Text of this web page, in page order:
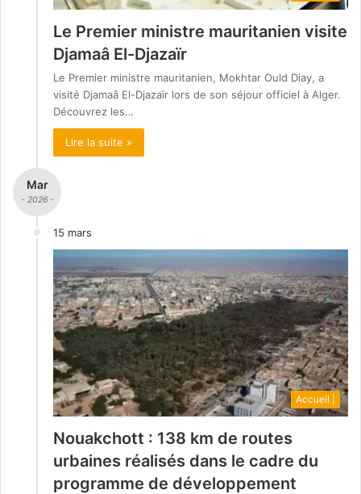
Le Premier ministre mauritanien visite
Djamaâ El-Djazaïr
Le Premier ministre mauritanien, Mokhtar Ould Diay, a
visité Djamaâ El-Djazaïr lors de son séjour officiel à Alger.
Découvrez les…
Lire la suite »
Mar
- 2026 -
15 mars
Accueil |
Nouakchott : 138 km de routes
urbaines réalisés dans le cadre du
programme de développement